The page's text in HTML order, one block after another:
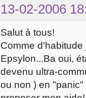
13-02-2006
Salut à tous!
Comme
Epsylon...Ba oui,
devenu ultra-
ou non ) en